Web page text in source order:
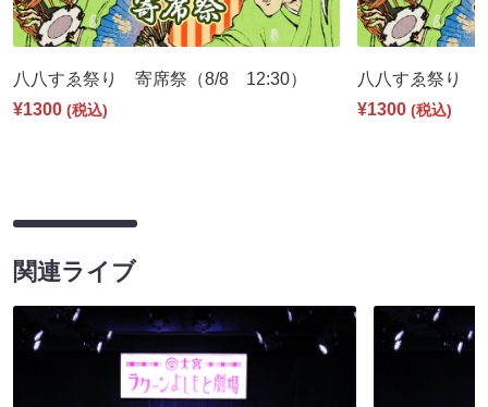
八八すゑ祭り 寄席祭（8/8 12:30）
¥1300 (税込)
八八すゑ祭り
¥1300 (税込)
関連ライブ